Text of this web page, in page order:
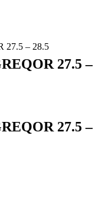
27.5 – 28.5
27.5 –